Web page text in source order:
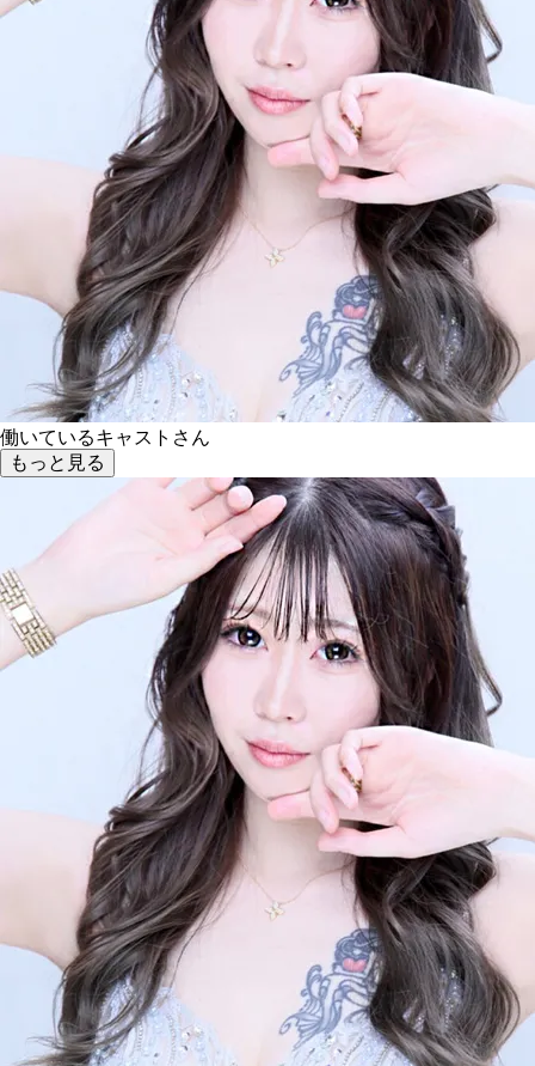
働いているキャストさん
もっと見る